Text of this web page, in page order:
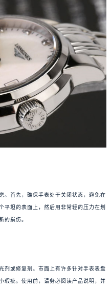
。首先，确保手表处于关闭状态，避免在
平坦的表面上，然后用非常轻的压力在划
的损伤。
剂或修复剂。市面上有许多针对手表表盘
瑕疵。使用前，请务必阅读产品说明，并